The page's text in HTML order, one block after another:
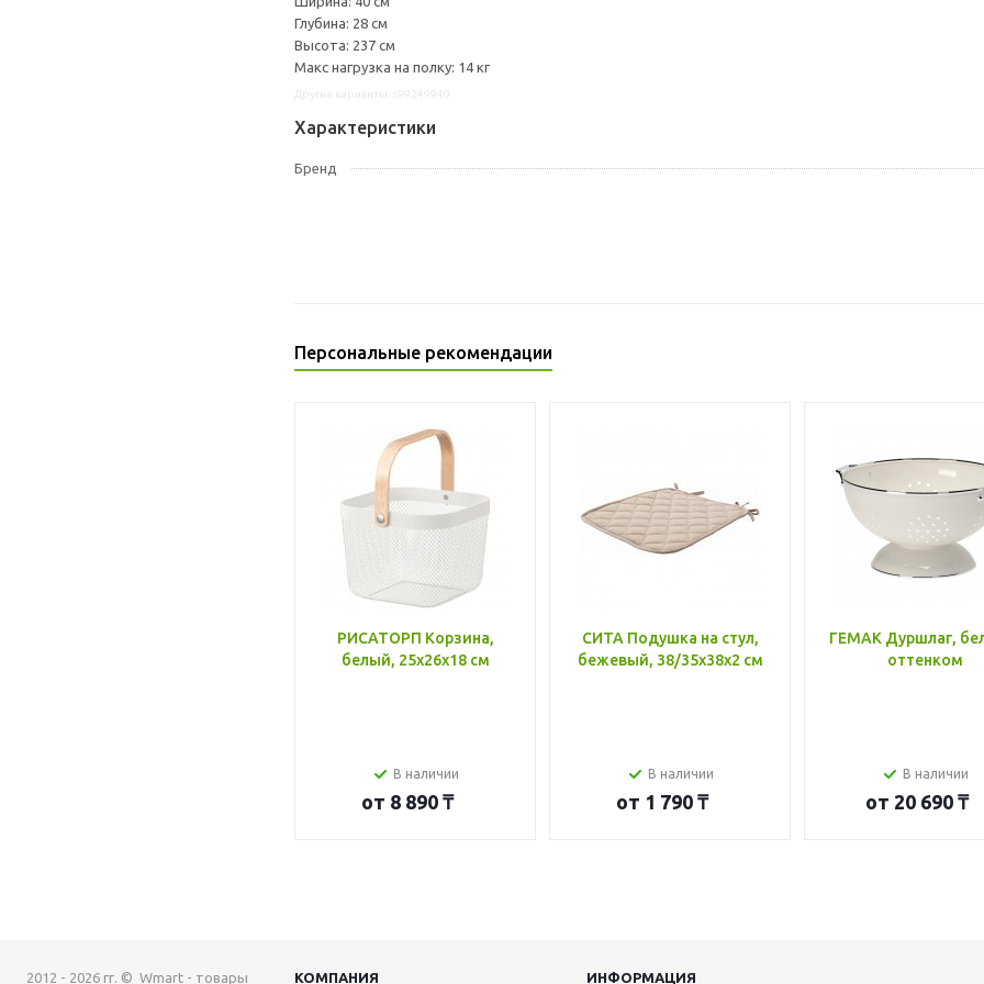
Глубина: 28 см
Высота: 237 см
Макс нагрузка на полку: 14 кг
Характеристики
Бренд
Персональные рекомендации
РИСАТОРП Корзина,
белый, 25x26x18 см
В наличии
от 8 890 ₸
СИТА Подушка на стул,
бежевый, 38/35x38x2 см
В наличии
от 1 790 ₸
ГЕМАК Дуршлаг,
оттенком
В наличии
от 20 690 ₸
2012 - 2026 гг. © Wmart - товары КОМПАНИЯ ИНФОРМАЦИЯ